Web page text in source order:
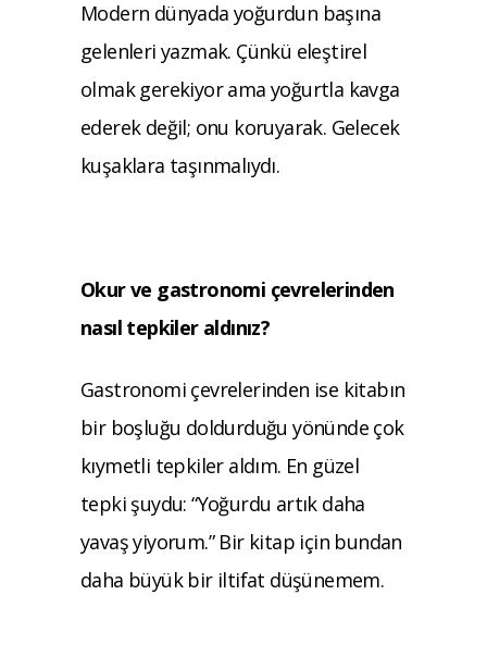
Modern dünyada yoğurdun başına
gelenleri yazmak. Çünkü eleştirel
olmak gerekiyor ama yoğurtla kavga
ederek değil; onu koruyarak. Gelecek
kuşaklara taşınmalıydı.
Okur ve gastronomi çevrelerinden
nasıl tepkiler aldınız?
Gastronomi çevrelerinden ise kitabın
bir boşluğu doldurduğu yönünde çok
kıymetli tepkiler aldım. En güzel
tepki şuydu: “Yoğurdu artık daha
yavaş yiyorum.” Bir kitap için bundan
daha büyük bir iltifat düşünemem.